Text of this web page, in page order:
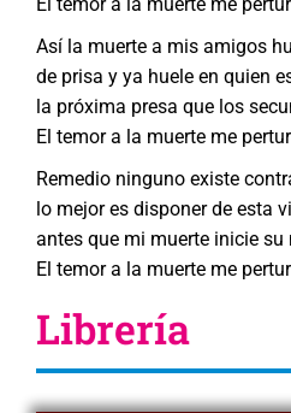
Así la muerte a mis amigos
de prisa y ya huele en quien
la próxima presa que los
El temor a la muerte me
Remedio ninguno existe
lo mejor es disponer de esta
antes que mi muerte inicie su
El temor a la muerte me
Librería